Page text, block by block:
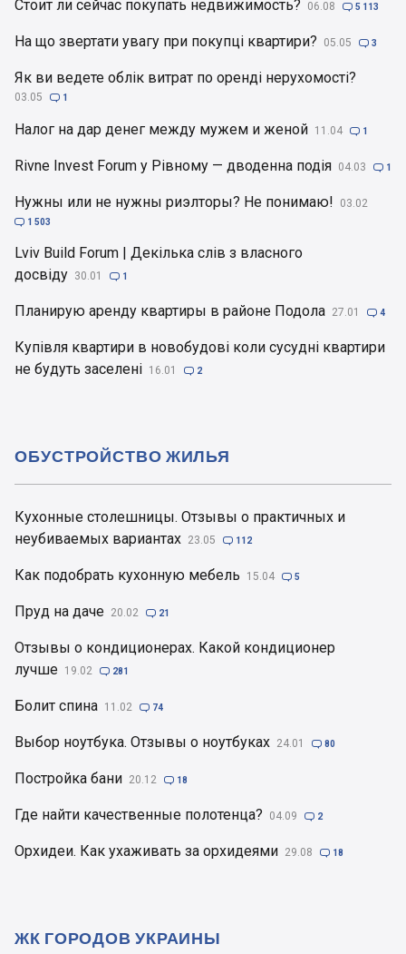
Стоит ли сейчас покупать недвижимость? 06.08  5 113
На що звертати увагу при покупці квартири? 05.05  3
Як ви ведете облік витрат по оренді нерухомості?
03.05  1
Налог на дар денег между мужем и женой 11.04  1
Rivne Invest Forum у Рівному — дводенна подія 04.03  1
Нужны или не нужны риэлторы? Не понимаю! 03.02
 1 503
Lviv Build Forum | Декілька слів з власного
досвіду 30.01  1
Планирую аренду квартиры в районе Подола 27.01  4
Купівля квартири в новобудові коли сусудні квартири
не будуть заселені 16.01  2
Кухонные столешницы. Отзывы о практичных и
неубиваемых вариантах 23.05  112
Как подобрать кухонную мебель 15.04  5
Пруд на даче 20.02  21
Отзывы о кондиционерах. Какой кондиционер
лучше 19.02  281
Болит спина 11.02  74
Выбор ноутбука. Отзывы о ноутбуках 24.01  80
Постройка бани 20.12  18
Где найти качественные полотенца? 04.09  2
Орхидеи. Как ухаживать за орхидеями 29.08  18
ОБУСТРОЙСТВО ЖИЛЬЯ
ЖК ГОРОДОВ УКРАИНЫ